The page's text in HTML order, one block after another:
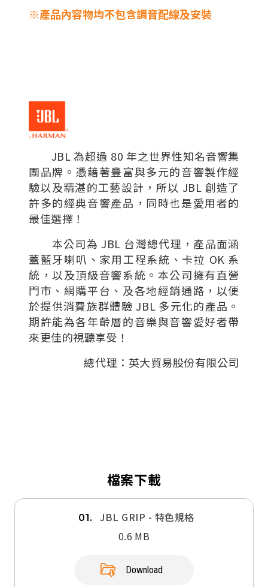
※產品內容物均不包含調音配線及安裝
JBL 為超過 80 年之世界性知名音響集
團品牌。憑藉著豐富與多元的音響製作經
驗以及精湛的工藝設計，所以 JBL 創造了
許多的經典音響產品，同時也是愛用者的
最佳選擇！
本公司為 JBL 台灣總代理，產品面涵
蓋藍牙喇叭、家用工程系統、卡拉 OK 系
統，以及頂級音響系統。本公司擁有直營
門市、網購平台、及各地經銷通路，以便
於提供消費族群體驗 JBL 多元化的產品。
期許能為各年齡層的音樂與音響愛好者帶
來更佳的視聽享受！
總代理：英大貿易股份有限公司
檔案下載
01.
JBL GRIP - 特色規格
0.6 MB
Download